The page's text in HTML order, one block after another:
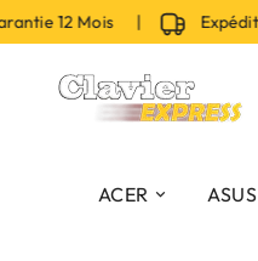
12 Mois |
ACER ASUS